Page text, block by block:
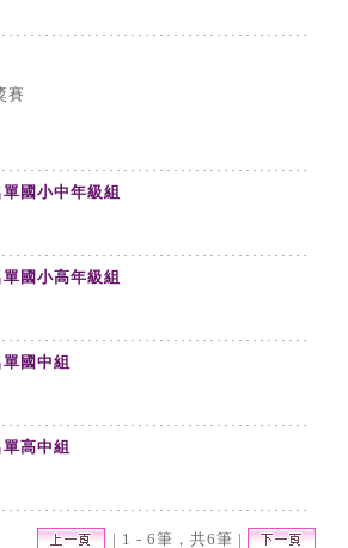
賽
國小中年級組
國小高年級組
國中組
高中組
| 1 - 6筆，共6筆 |